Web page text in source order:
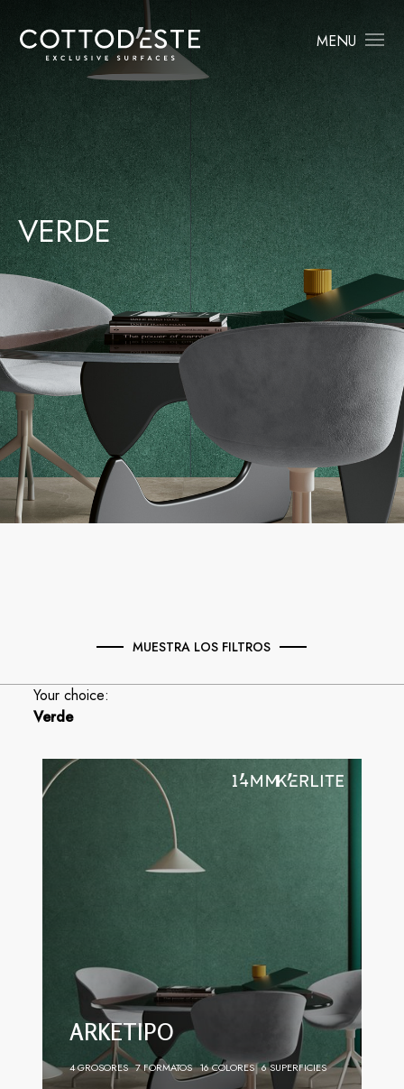
MENU
VERDE
MUESTRA LOS FILTROS
Your choice:
Verde
ARKETIPO
4 GROSORES 7 FORMATOS 16 COLORES 6 SUPERFICIES